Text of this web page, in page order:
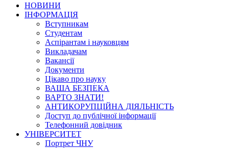
НОВИНИ
ІНФОРМАЦІЯ
Вступникам
Студентам
Аспірантам і науковцям
Викладачам
Вакансії
Документи
Цікаво про науку
ВАША БЕЗПЕКА
ВАРТО ЗНАТИ!
АНТИКОРУПЦІЙНА ДІЯЛЬНІСТЬ
Доступ до публічної інформації
Телефонний довідник
УНІВЕРСИТЕТ
Портрет ЧНУ